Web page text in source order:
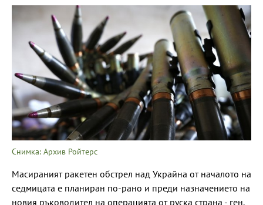
Снимка: Архив Ройтерс
Масираният ракетен обстрел над Украйна от началото на
седмицата е планиран по-рано и преди назначението на
новия ръководител на операцията от руска страна - ген.